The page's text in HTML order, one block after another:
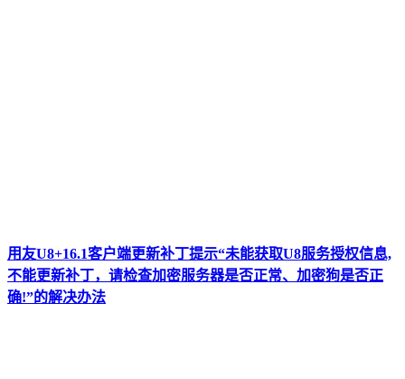
用友U8+16.1客户端更新补丁提示“未能获取U8服务授权信息,
不能更新补丁，请检查加密服务器是否正常、加密狗是否正
确!”的解决办法